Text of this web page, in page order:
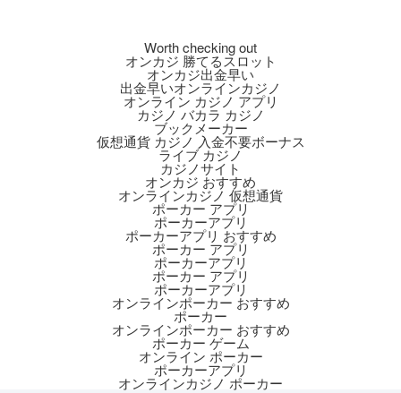
Worth checking out
オンカジ 勝てるスロット
オンカジ出金早い
出金早いオンラインカジノ
オンライン カジノ アプリ
カジノ バカラ カジノ
ブックメーカー
仮想通貨 カジノ 入金不要ボーナス
ライブ カジノ
カジノサイト
オンカジ おすすめ
オンラインカジノ 仮想通貨
ポーカー アプリ
ポーカーアプリ
ポーカーアプリ おすすめ
ポーカー アプリ
ポーカーアプリ
ポーカー アプリ
ポーカーアプリ
オンラインポーカー おすすめ
ポーカー
オンラインポーカー おすすめ
ポーカー ゲーム
オンライン ポーカー
ポーカーアプリ
オンラインカジノ ポーカー